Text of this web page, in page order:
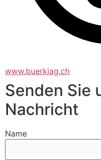
www.buerkiag.ch
Senden Sie
Nachricht
Name